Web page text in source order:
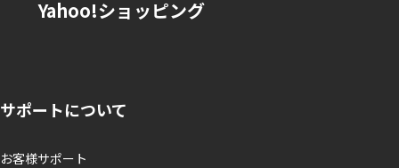
Yahoo!ショッピング
サポートについて
お客様サポート